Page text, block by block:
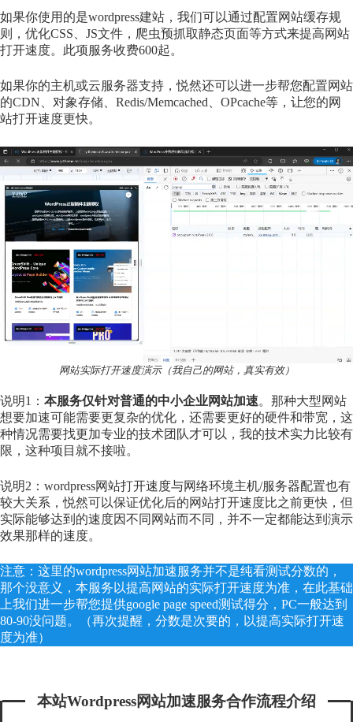
如果你使用的是wordpress建站，我们可以通过配置网站缓存规
则，优化CSS、JS文件，爬虫预抓取静态页面等方式来提高网站
打开速度。此项服务收费600起。
如果你的主机或云服务器支持，悦然还可以进一步帮您配置网站
的CDN、对象存储、Redis/Memcached、OPcache等，让您的网
站打开速度更快。
网站实际打开速度演示（我自己的网站，真实有效）
说明1： 本服务仅针对普通的中小企业网站加速。那种大型网站
想要加速可能需要更复杂的优化，还需要更好的硬件和带宽，这
种情况需要找更加专业的技术团队才可以，我的技术实力比较有
限，这种项目就不接啦。
说明2：wordpress网站打开速度与网络环境主机/服务器配置也有
较大关系，悦然可以保证优化后的网站打开速度比之前更快，但
实际能够达到的速度因不同网站而不同，并不一定都能达到演示
效果那样的速度。
注意：这里的wordpress网站加速服务并不是纯看测试分数的，
那个没意义，本服务以提高网站的实际打开速度为准，在此基础
上我们进一步帮您提供google page speed测试得分，PC一般达到
80-90没问题。（再次提醒，分数是次要的，以提高实际打开速
度为准）
本站wordpress网站加速服务合作流程介绍